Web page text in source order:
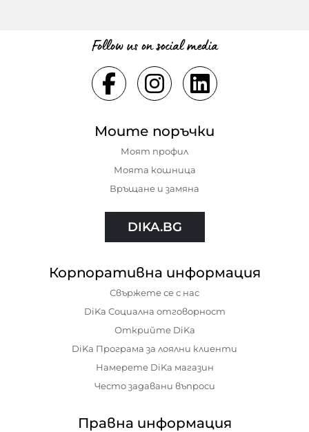
Follow us on social media
Моите поръчки
Моят профил
Моята кошница
Връщане и замяна
DIKA.BG
Корпоративна информация
Свържете се с нас
DiKa Социална отговорност
Открийте DiKa
DiKa Програма за лоялни клиенти
Намерете DiKa магазин
Често задавани въпроси
Правна информация